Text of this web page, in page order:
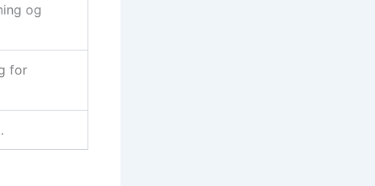
og
for